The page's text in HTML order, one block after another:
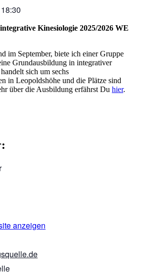
18:30
Kinesiologie 2025/2026 WE
im September, biete ich einer Gruppe
Grundausbildung in integrativer
sich um sechs
in Leopoldshöhe und die Plätze sind
über die Ausbildung erfährst Du hier.
anzeigen